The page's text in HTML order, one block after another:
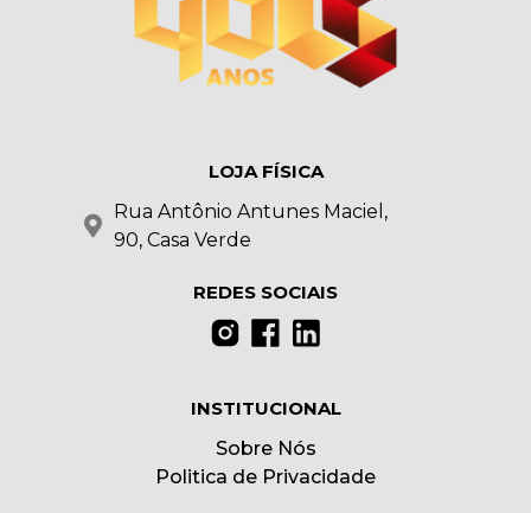
LOJA FÍSICA
Rua Antônio Antunes Maciel,
90, Casa Verde
REDES SOCIAIS
INSTITUCIONAL
Sobre Nós
Politica de Privacidade